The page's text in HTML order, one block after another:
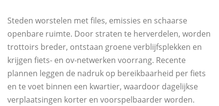
Steden worstelen met files, emissies en schaarse
openbare ruimte. Door straten te herverdelen, worden
trottoirs breder, ontstaan groene verblijfsplekken en
krijgen fiets- en ov-netwerken voorrang. Recente
plannen leggen de nadruk op bereikbaarheid per fiets
en te voet binnen een kwartier, waardoor dagelijkse
verplaatsingen korter en voorspelbaarder worden.